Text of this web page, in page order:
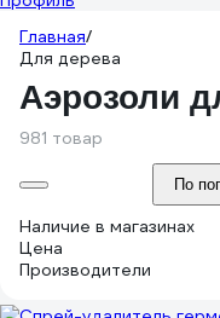
Главная/
Для дерева
Аэрозоли
981 товар
По
Наличие в магазинах
Цена
Производители